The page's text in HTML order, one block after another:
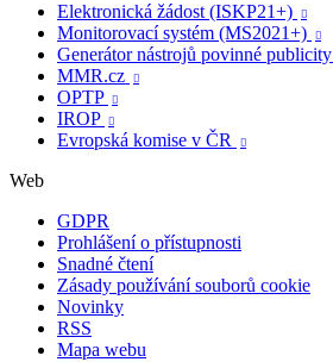
Elektronická žádost (ISKP21+)

Monitorovací systém (MS2021+) 
Generátor nástrojů povinné publicity
MMR.cz 
OPTP 
IROP 
Evropská komise v ČR 
Web
GDPR
Prohlášení o přístupnosti
Snadné čtení
Zásady používání souborů cookie
Novinky
RSS
Mapa webu